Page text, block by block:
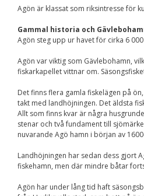
Agön är klassat som riksintresse för
Gammal historia och
Agön steg upp ur havet för cirka 6
Agön var viktig som Gävlebohamn,
fiskarkapellet vittnar om.
Det finns flera gamla fiskelägen på
takt med landhöjningen. Det äldsta
Allt som finns kvar är några
stenar och två fundament till
nuvarande Agö hamn i början av
Landhöjningen har sedan dess gjort
fiskehamn, men där mindre båtar
Agön har under lång tid haft